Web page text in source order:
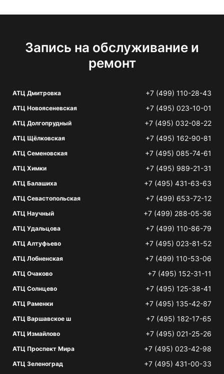
Запись на обслуживание и
ремонт
АТЦ Дмитровка +7 (499) 110-28-43
АТЦ Новоясеневская +7 (495) 023-10-01
АТЦ Долгопрудный +7 (495) 032-08-22
АТЦ Щёлковская +7 (495) 162-90-81
АТЦ Семеновская +7 (495) 085-74-61
АТЦ Химки +7 (495) 989-21-31
АТЦ Балашиха +7 (495) 431-63-63
АТЦ Севастопольская +7 (499) 653-72-12
АТЦ Научный +7 (499) 288-05-36
АТЦ Удальцова +7 (499) 110-86-79
АТЦ Алтуфьево +7 (495) 023-81-52
АТЦ Лобненская +7 (499) 110-53-06
АТЦ Очаково +7 (495) 152-31-11
АТЦ Солнцево +7 (495) 125-38-41
АТЦ Раменки +7 (495) 135-42-87
АТЦ Варшавское ш +7 (495) 182-17-65
АТЦ Измайлово +7 (495) 021-25-26
АТЦ Проспект Мира +7 (495) 023-42-98
АТЦ Зеленоград +7 (495) 431-00-33